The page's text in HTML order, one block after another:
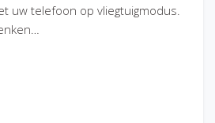
uw telefoon op vliegtuigmodus.